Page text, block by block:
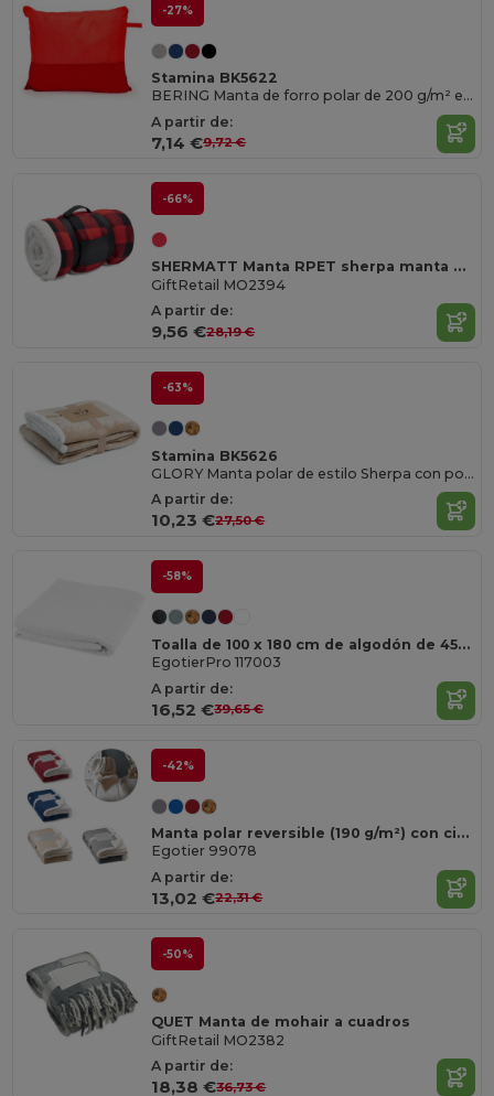
-27%
Stamina BK5622
BERING Manta de forro polar de 200 g/m² en color liso con funda a juego
A partir de:
7,14 €9,72 €
-66%
SHERMATT Manta RPET sherpa manta polar
GiftRetail MO2394
A partir de:
9,56 €28,19 €
-63%
Stamina BK5626
GLORY Manta polar de estilo Sherpa con polar fleece de 380 g/m²
A partir de:
10,23 €27,50 €
-58%
Toalla de 100 x 180 cm de algodón de 450 g/m² "Evelyn"
EgotierPro 117003
A partir de:
16,52 €39,65 €
-42%
Manta polar reversible (190 g/m²) con cinta de raso y tarjeta personalizada
Egotier 99078
A partir de:
13,02 €22,31 €
-50%
QUET Manta de mohair a cuadros
GiftRetail MO2382
A partir de:
18,38 €36,73 €